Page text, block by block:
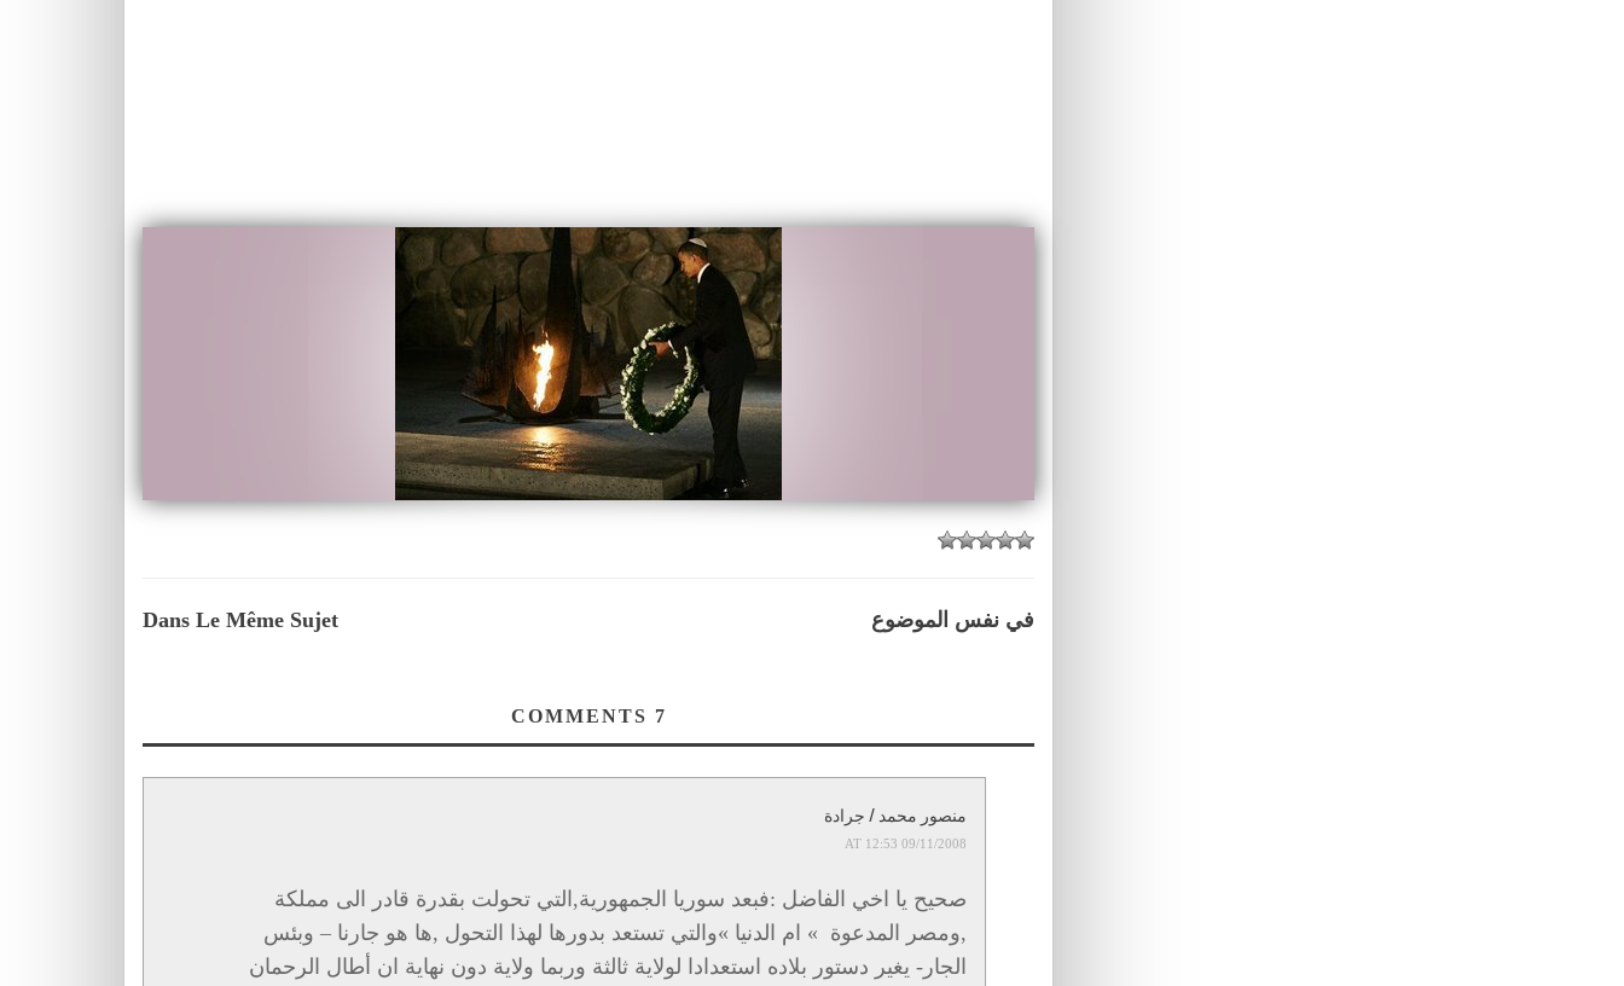
Dans Le Même Sujet في نفس الموضوع
7
منصور محمد / جرادة
09/11/2008 AT 12:53
صحيح يا اخي الفاضل :فبعد سوريا الجمهورية,التي تحولت بقدرة قادر الى مملكة
,ومصر المدعوة » ام الدنيا »والتي تستعد بدورها لهذا التحول ,ها هو جارنا – وبئس
الجار- يغير دستور بلاده استعدادا لولاية ثالثة وربما ولاية دون نهاية ان أطال الرحمان